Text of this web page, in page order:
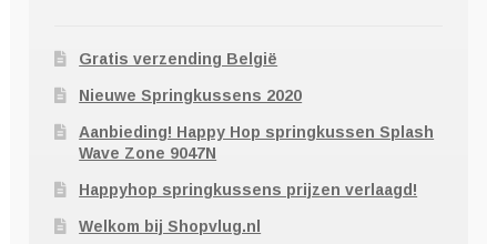
Gratis verzending België
Nieuwe Springkussens 2020
Aanbieding! Happy Hop springkussen Splash
Wave Zone 9047N
Happyhop springkussens prijzen verlaagd!
Welkom bij Shopvlug.nl